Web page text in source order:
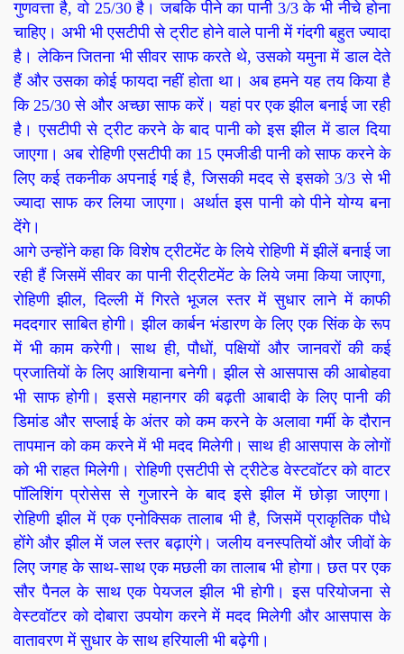
गुणवत्ता है, वो 25/30 है। जबकि पीने का पानी 3/3 के भी नीचे होना
चाहिए। अभी भी एसटीपी से ट्रीट होने वाले पानी में गंदगी बहुत ज्यादा
है। लेकिन जितना भी सीवर साफ करते थे, उसको यमुना में डाल देते
हैं और उसका कोई फायदा नहीं होता था। अब हमने यह तय किया है
कि 25/30 से और अच्छा साफ करें। यहां पर एक झील बनाई जा रही
है। एसटीपी से ट्रीट करने के बाद पानी को इस झील में डाल दिया
जाएगा। अब रोहिणी एसटीपी का 15 एमजीडी पानी को साफ करने के
लिए कई तकनीक अपनाई गई है, जिसकी मदद से इसको 3/3 से भी
ज्यादा साफ कर लिया जाएगा। अर्थात इस पानी को पीने योग्य बना
देंगे।
आगे उन्होंने कहा कि विशेष ट्रीटमेंट के लिये रोहिणी में झीलें बनाई जा
रही हैं जिसमें सीवर का पानी रीट्रीटमेंट के लिये जमा किया जाएगा,
रोहिणी झील, दिल्ली में गिरते भूजल स्तर में सुधार लाने में काफी
मददगार साबित होगी। झील कार्बन भंडारण के लिए एक सिंक के रूप
में भी काम करेगी। साथ ही, पौधों, पक्षियों और जानवरों की कई
प्रजातियों के लिए आशियाना बनेगी। झील से आसपास की आबोहवा
भी साफ होगी। इससे महानगर की बढ़ती आबादी के लिए पानी की
डिमांड और सप्लाई के अंतर को कम करने के अलावा गर्मी के दौरान
तापमान को कम करने में भी मदद मिलेगी। साथ ही आसपास के लोगों
को भी राहत मिलेगी। रोहिणी एसटीपी से ट्रीटेड वेस्टवॉटर को वाटर
पॉलिशिंग प्रोसेस से गुजारने के बाद इसे झील में छोड़ा जाएगा।
रोहिणी झील में एक एनोक्सिक तालाब भी है, जिसमें प्राकृतिक पौधे
होंगे और झील में जल स्तर बढ़ाएंगे। जलीय वनस्पतियों और जीवों के
लिए जगह के साथ-साथ एक मछली का तालाब भी होगा। छत पर एक
सौर पैनल के साथ एक पेयजल झील भी होगी। इस परियोजना से
वेस्टवॉटर को दोबारा उपयोग करने में मदद मिलेगी और आसपास के
वातावरण में सुधार के साथ हरियाली भी बढ़ेगी।